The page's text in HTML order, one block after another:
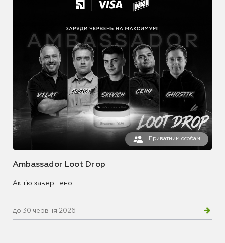
Приватним особам
Ambassador Loot Drop
Акцію завершено.
до 30 червня 2026